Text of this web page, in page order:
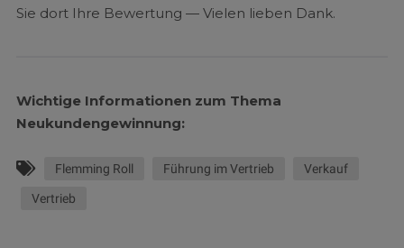
Sie dort Ihre Bewertung — Vielen lieben Dank.
Wichtige Informationen zum Thema
Neukundengewinnung:
Flemming Roll Führung im Vertrieb Verkauf
Vertrieb